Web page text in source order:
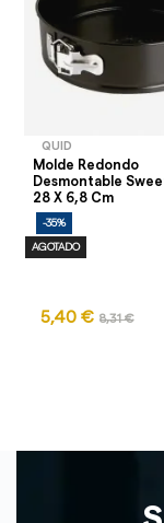
QUID
Molde Redondo
Desmontable
28 X 6,8 Cm
-35%
AGOTADO
5,40 € 8,31 €